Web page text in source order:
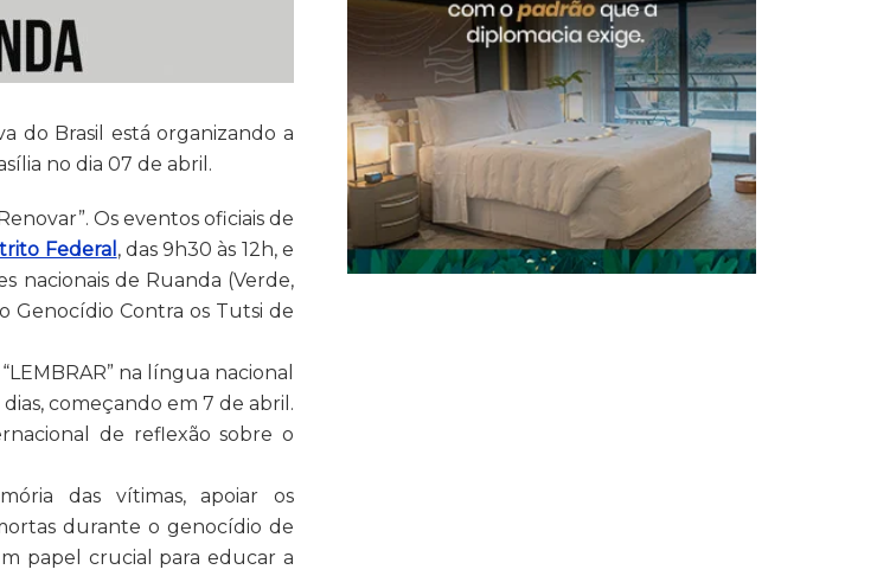
do Brasil está organizando a
no dia 07 de abril.
Os eventos oficiais de
Federal , das 9h30 às 12h, e
nacionais de Ruanda (Verde,
Genocídio Contra os Tutsi de
na língua nacional
começando em 7 de abril.
de reflexão sobre o
das vítimas, apoiar os
durante o genocídio de
papel crucial para educar a